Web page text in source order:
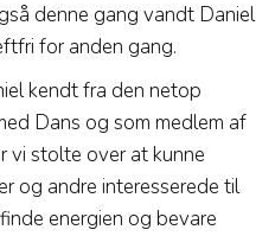
denne gang vandt Daniel
for anden gang.
kendt fra den netop
Dans og som medlem af
vi stolte over at kunne
og andre interesserede til
energien og bevare